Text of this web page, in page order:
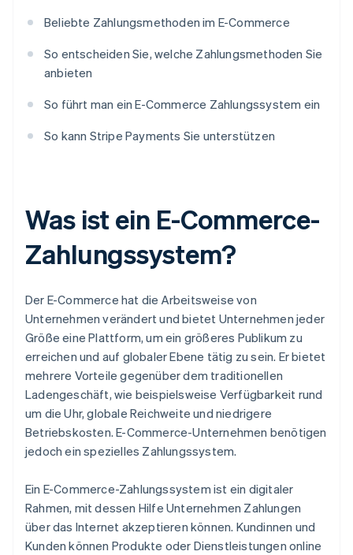
Beliebte Zahlungsmethoden im E-Commerce
So entscheiden Sie, welche Zahlungsmethoden Sie
anbieten
So führt man ein E-Commerce Zahlungssystem ein
So kann Stripe Payments Sie unterstützen
Was ist ein E-Commerce-
Zahlungssystem?
Der E-Commerce hat die Arbeitsweise von
Unternehmen verändert und bietet Unternehmen jeder
Größe eine Plattform, um ein größeres Publikum zu
erreichen und auf globaler Ebene tätig zu sein. Er bietet
mehrere Vorteile gegenüber dem traditionellen
Ladengeschäft, wie beispielsweise Verfügbarkeit rund
um die Uhr, globale Reichweite und niedrigere
Betriebskosten. E-Commerce-Unternehmen benötigen
jedoch ein spezielles Zahlungssystem.
Ein E-Commerce-Zahlungssystem ist ein digitaler
Rahmen, mit dessen Hilfe Unternehmen Zahlungen
über das Internet akzeptieren können. Kundinnen und
Kunden können Produkte oder Dienstleistungen online